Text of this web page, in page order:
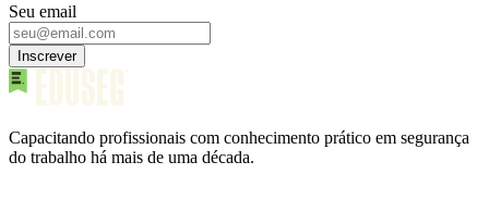
Seu email
Inscrever
Capacitando profissionais com conhecimento prático em segurança
do trabalho há mais de uma década.